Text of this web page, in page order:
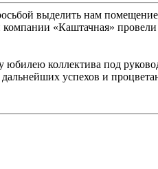
выделить нам
«Каштачная»
юбилею коллектива под
успехов и